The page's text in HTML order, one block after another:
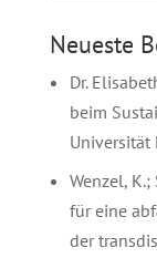
Neueste
Dr.
beim
Universität
Wenzel,
für eine
der